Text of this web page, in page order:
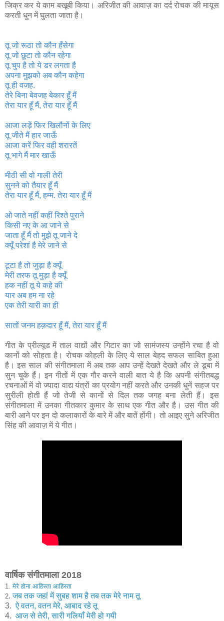
जिक्र कर ये काम बखूबी किया। अरिजीत की आवाज़ का दर्द रोचक की मायूस
करती धुन में घुलता जाता है।
तू जो रूठा तो कौन हँसेगा
तू जो छूटा तो कौन रहेगा
तू चुप है तो ये डर लगता है
अपना मुझको अब कौन कहेगा
तू ही वजह.
तेरे बिना बेवजह बेकार हूँ मैं
तेरा यार हूँ मैं, तेरा यार हूँ मैं
आजा लड़ें फिर खिलौनों के लिए
तू जीते मैं हार जाऊँ
आजा करें फिर वही शरारतें
तू भागे मैं मार खाऊँ
मीठी सी वो गाली तेरी
सुनने को तैयार हूँ मैं
तेरा यार हूँ मैं, हम्म. तेरा यार हूँ मैं
ओ जाते नहीं कहीं रिश्ते पुराने
किसी नए के आ जाने से
जाता हूँ मैं तो मुझे तू जाने दे
क्यूँ परेशां है मेरे जाने से
टूटा है तो जुड़ा है क्यूँ
मेरी तरफ तू मुड़ा है क्यूँ
हक नहीं तू ये कहे की
यार अब हम ना रहे
एक तेरी यारी का ही
सातों जनम हक़दार हूँ मैं, तेरा यार हूँ मैं
गीत के प्रील्यूड में ताल वाद्यों और गिटार का जो सामंजस्य उन्होंने रचा है वो
कानों को सोहता है। रोचक कोहली के लिए ये साल बेहद सफल साबित हुआ
है। इस साल की संगीतमाला में अब तक आप उन्हें देखते देखते और ले डूबा में
सुन चुके हैं। इन गीतों में एक गौर करने वाली बात ये है कि अपनी संगीतबद्ध
रचनाओं में वो ज्यादा वाद्य यंत्रों का प्रयोग नहीं करते और उनकी धुनें सहज पर
सुरीली होती हैं जो तेजी से कानों से दिल तक जगह बना लेती हैं। इस
संगीतमाला में उनका गीतकार कुमार के साथ एक गीत और है। उस गीत की
बारी आने पर इन दो कलाकारों के बारे में और बातें होंगी। तो आइए सुने अरिजीत
सिंह की आवाज़ में ये गीत।
वार्षिक संगीतमाला 2018
1.मेरे होना आहिस्ता आहिस्ता
2.जब तक जहां में सुबह शाम है तब तक मेरे नाम तू
3.ऐ वतन, वतन मेरे, आबाद रहे तू
4. आज से तेरी, सारी गलियाँ मेरी हो गयी